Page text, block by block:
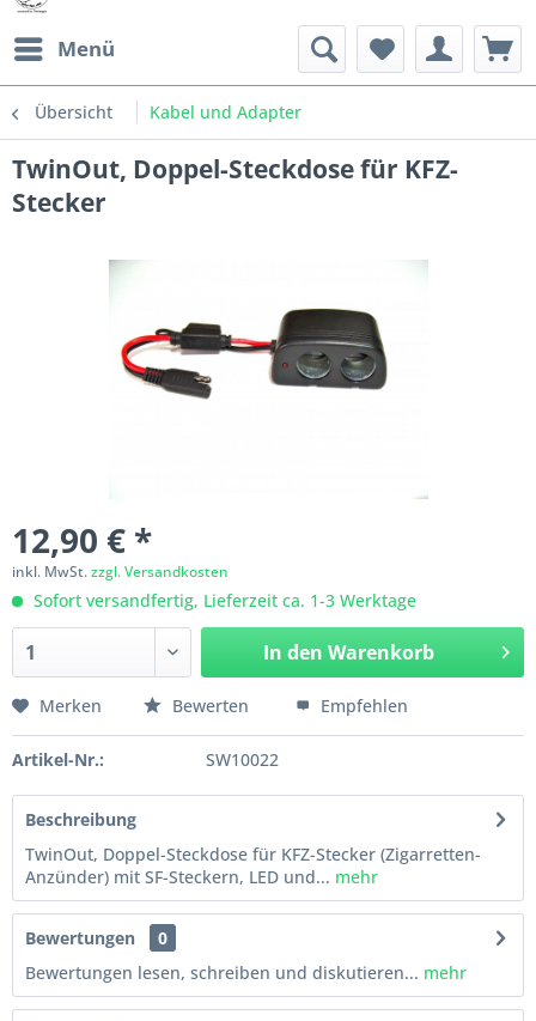
Menü
Übersicht Kabel und Adapter
TwinOut, Doppel-Steckdose für KFZ-
Stecker
12,90 € *
inkl. MwSt.zzgl. Versandkosten
Sofort versandfertig, Lieferzeit ca. 1-3 Werktage
In den Warenkorb
Merken Bewerten Empfehlen
Artikel-Nr.: SW10022
Beschreibung
TwinOut, Doppel-Steckdose für KFZ-Stecker (Zigarretten-
Anzünder) mit SF-Steckern, LED und... mehr
Bewertungen
0
Bewertungen lesen, schreiben und diskutieren... mehr